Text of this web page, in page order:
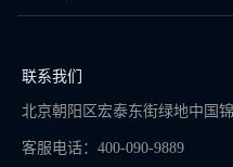
联系我们
北京朝阳区宏泰东街绿地中国
客服电话：400-090-9889